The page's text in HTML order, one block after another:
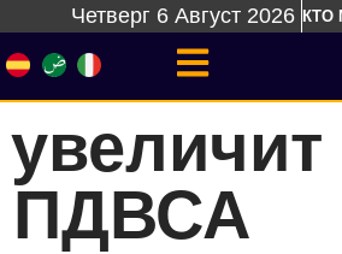
Четверг 6 Август 2026 КТО
ПДВСА